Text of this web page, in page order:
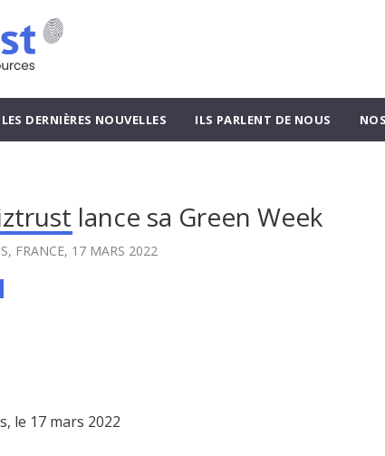
LES DERNIÈRES NOUVELLES ILS PARLENT DE NOUS
lance sa Green Week
FRANCE, 17 MARS 2022
le 17 mars 2022